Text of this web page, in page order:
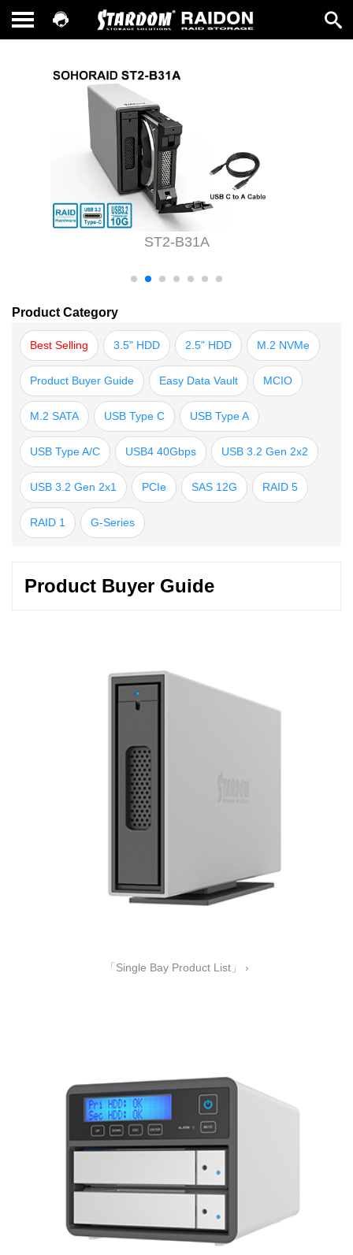
ST2-B31A
Product Buyer Guide
「Single Bay Product List」 ›
Product Category
Best Selling 3.5" HDD 2.5" HDD M.2 NVMe
Product Buyer Guide Easy Data Vault MCIO
M.2 SATA USB Type C USB Type A
USB Type A/C USB4 40Gbps USB 3.2 Gen 2x2
USB 3.2 Gen 2x1 PCIe SAS 12G RAID 5
RAID 1 G-Series